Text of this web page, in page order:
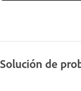
Solución de